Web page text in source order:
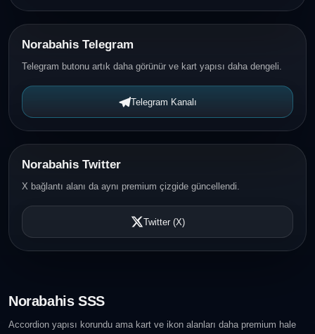
Norabahis Telegram
Telegram butonu artık daha görünür ve kart yapısı daha dengeli.
Telegram Kanalı
Norabahis Twitter
X bağlantı alanı da aynı premium çizgide güncellendi.
Twitter (X)
Norabahis SSS
Accordion yapısı korundu ama kart ve ikon alanları daha premium hale